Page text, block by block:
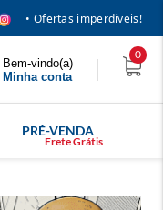
• Ofertas imperdíveis!
Bem-vindo(a)
Minha conta
0
PRÉ-VENDA